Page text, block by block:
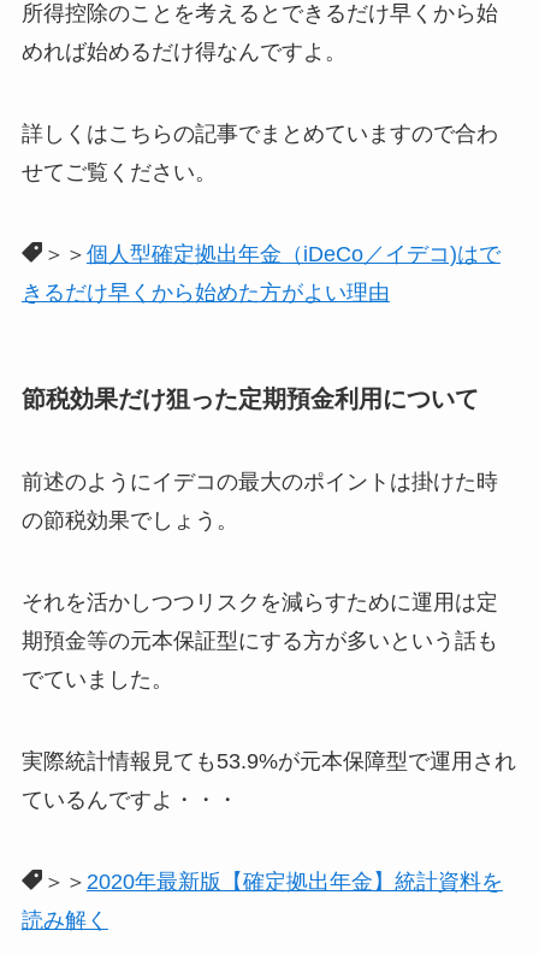
所得控除のことを考えるとできるだけ早くから始
めれば始めるだけ得なんですよ。
詳しくはこちらの記事でまとめていますので合わ
せてご覧ください。
＞＞ 個人型確定拠出年金（iDeCo／イデコ)はで
きるだけ早くから始めた方がよい理由
節税効果だけ狙った定期預金利用について
前述のようにイデコの最大のポイントは掛けた時
の節税効果でしょう。
それを活かしつつリスクを減らすために運用は定
期預金等の元本保証型にする方が多いという話も
でていました。
実際統計情報見ても53.9%が元本保障型で運用され
ているんですよ・・・
＞＞ 2020年最新版【確定拠出年金】統計資料を
読み解く